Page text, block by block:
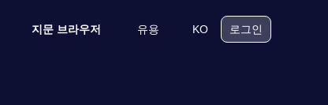
지문 브라우저 유용 KO 로그인